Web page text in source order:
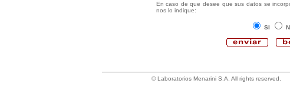
En caso de que desee que sus datos se
nos lo indique:
SI
© Laboratorios Menarini S.A. All rights reserved.